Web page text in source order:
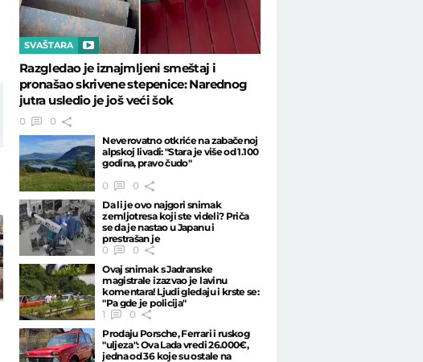
SVAŠTARA
Razgledao je iznajmljeni smeštaj i
pronašao skrivene stepenice: Narednog
jutra usledio je još veći šok
0
0
Neverovatno otkriće na zabačenoj
alpskoj livadi: "Stara je više od 1.100
godina, pravo čudo"
0
0
Da li je ovo najgori snimak
zemljotresa koji ste videli? Priča
se da je nastao u Japanu i
prestrašan je
0
0
Ovaj snimak s Jadranske
magistrale izazvao je lavinu
komentara! Ljudi gledaju i krste se:
"Pa gde je policija"
1
0
Prodaju Porsche, Ferrari i ruskog
"uljeza": Ova Lada vredi 26.000€,
jedna od 36 koje su ostale na